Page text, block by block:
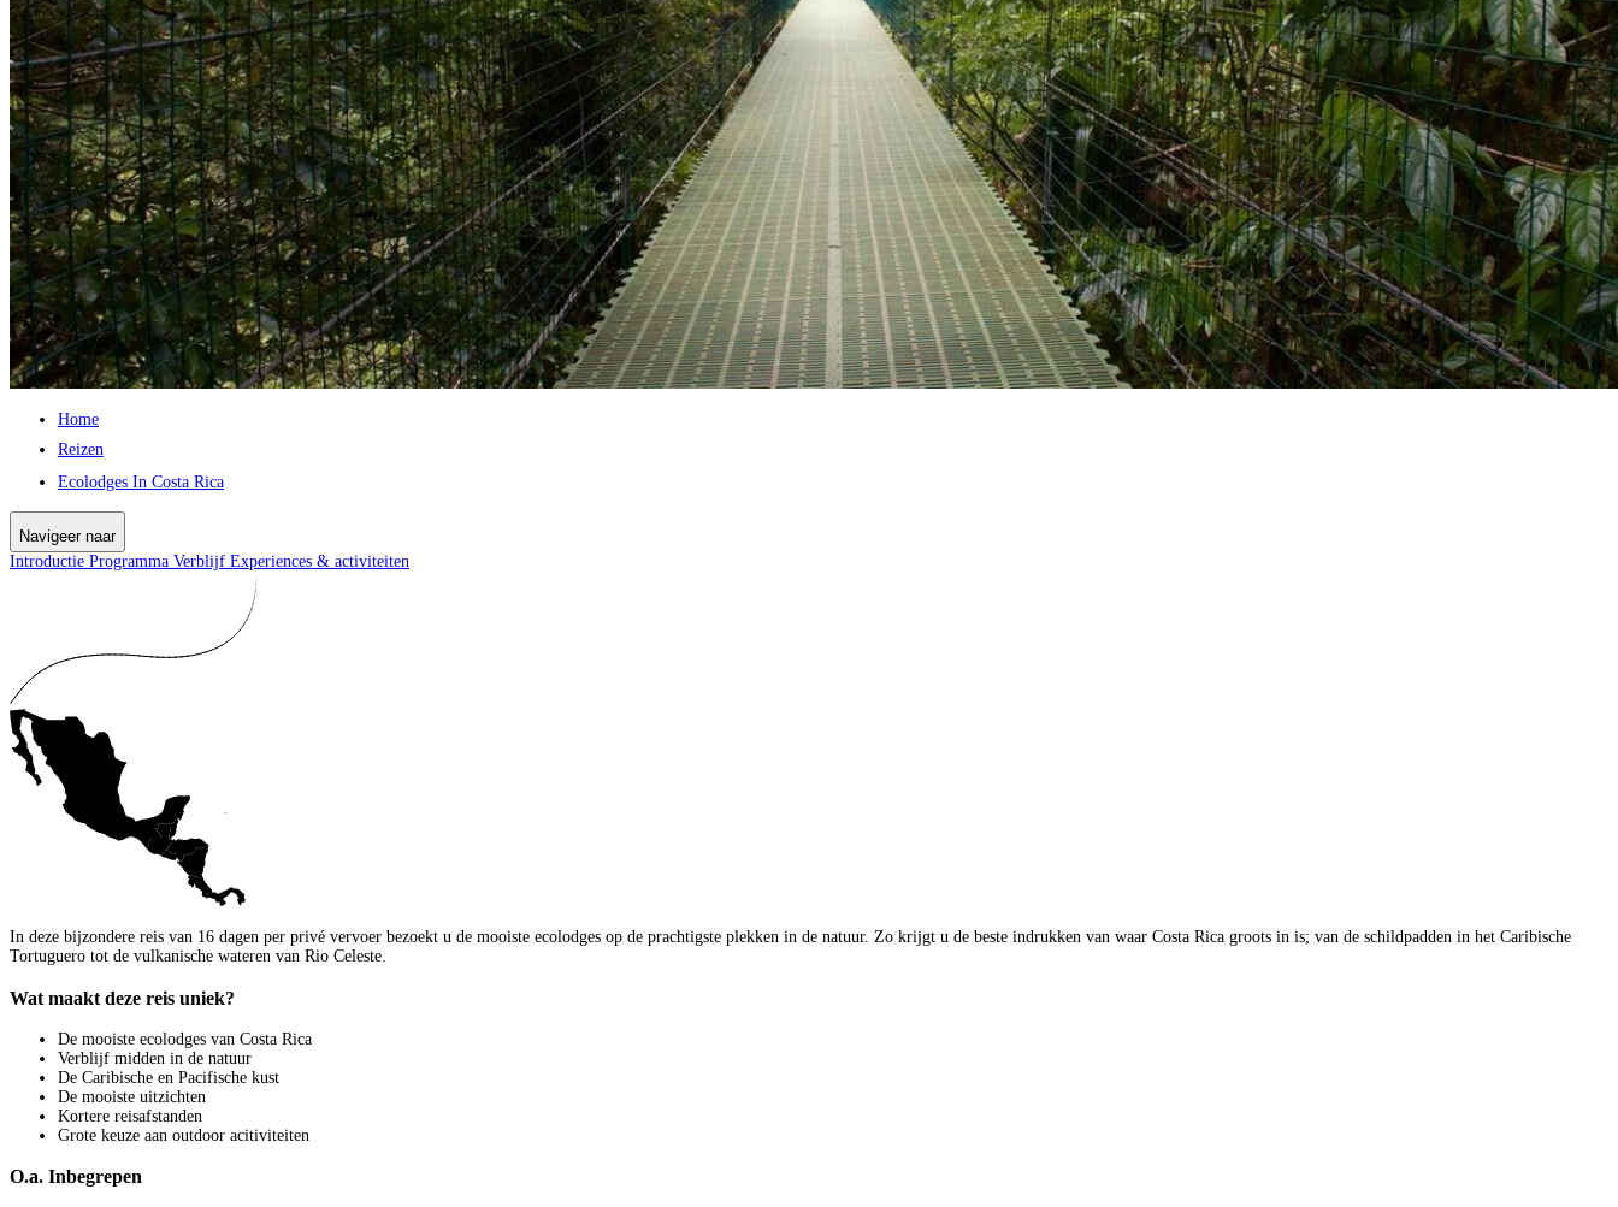
Home
Reizen
Ecolodges In Costa Rica
Navigeer naar
Introductie Programma Verblijf Experiences & activiteiten
In deze bijzondere reis van 16 dagen per privé vervoer bezoekt u de mooiste ecolodges op de prachtigste plekken in de natuur. Zo krijgt u de beste indrukken van waar Costa Rica groots in is; van de schildpadden in het Caribische
Tortuguero tot de vulkanische wateren van Rio Celeste.
Wat maakt deze reis uniek?
De mooiste ecolodges van Costa Rica
Verblijf midden in de natuur
De Caribische en Pacifische kust
De mooiste uitzichten
Kortere reisafstanden
Grote keuze aan outdoor acitiviteiten
O.a. Inbegrepen